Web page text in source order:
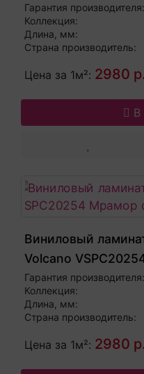
Гарантия производителя:
Коллекция:
Длина, мм:
Страна производитель:
Цена за 1м²: 2980 р.
В
Виниловый
Volcano
Гарантия производителя:
Коллекция:
Длина, мм:
Страна производитель:
Цена за 1м²: 2980 р.